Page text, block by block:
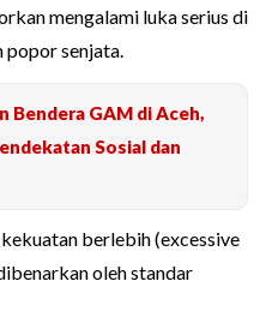
mengalami luka serius di
popor senjata.
Bendera GAM di Aceh,
Sosial dan
berlebih (excessive
oleh standar